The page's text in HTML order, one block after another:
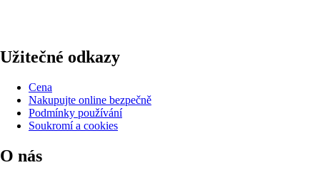
Užitečné odkazy
Cena
Nakupujte online bezpečně
Podmínky používání
Soukromí a cookies
O nás